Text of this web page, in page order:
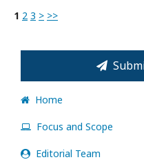
1 2 3 > >>
Home
Focus and Scope
Editorial Team